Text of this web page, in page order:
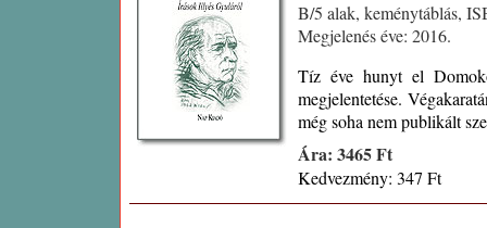
B/5 alak, keménytáblás,
Megjelenés éve: 2016.
Tíz éve hunyt el
megjelentetése.
még soha nem publikált
Ára: 3465 Ft
Kedvezmény: 347 Ft